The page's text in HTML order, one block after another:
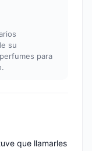
su
para
que llamarles